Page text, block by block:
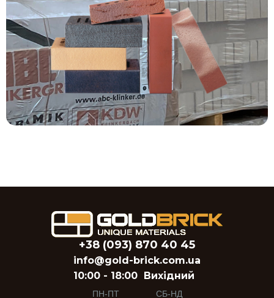
+38 (093) 870 40 45
info@gold-brick.com.ua
10:00 - 18:00
ПН-ПТ
Вихідний
СБ-НД